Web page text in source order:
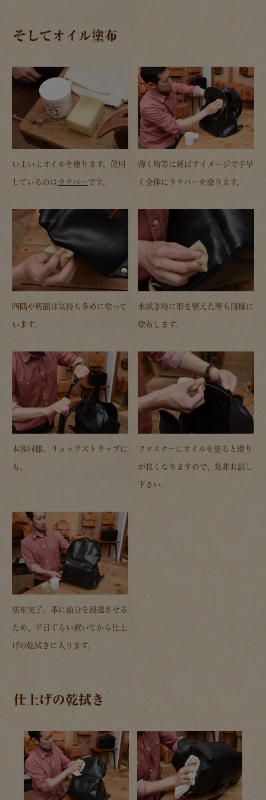
そしてオイル塗布
いよいよオイルを塗ります。使用
しているのは ラナパーです。
薄く均等に延ばすイメージで手早
く全体にラナパーを塗ります。
四隅や底面は気持ち多めに塗って
います。
水拭き時に形を整えた所も同様に
塗布します。
本体同様、リュックストラップに
も。
ファスナーにオイルを塗ると滑り
が良くなりますので、是非お試し
下さい。
塗布完了。革に油分を浸透させる
ため、半日ぐらい置いてから仕上
げの乾拭きに入ります。
仕上げの乾拭き